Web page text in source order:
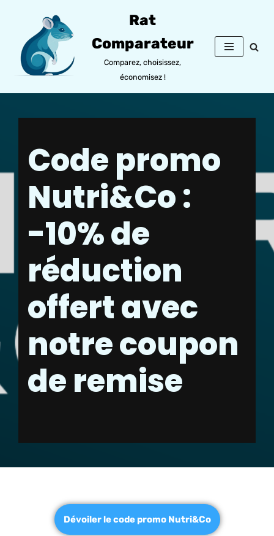
contenu
Rat
Comparateur
Comparez, choisissez,
économisez !
Code promo
Nutri&Co :
-10% de
réduction
offert avec
notre coupon
de remise
Dévoiler le code promo Nutri&Co